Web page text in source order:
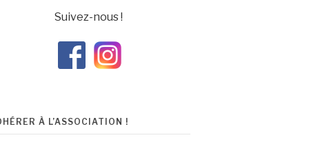
Suivez-nous !
À L’ASSOCIATION !